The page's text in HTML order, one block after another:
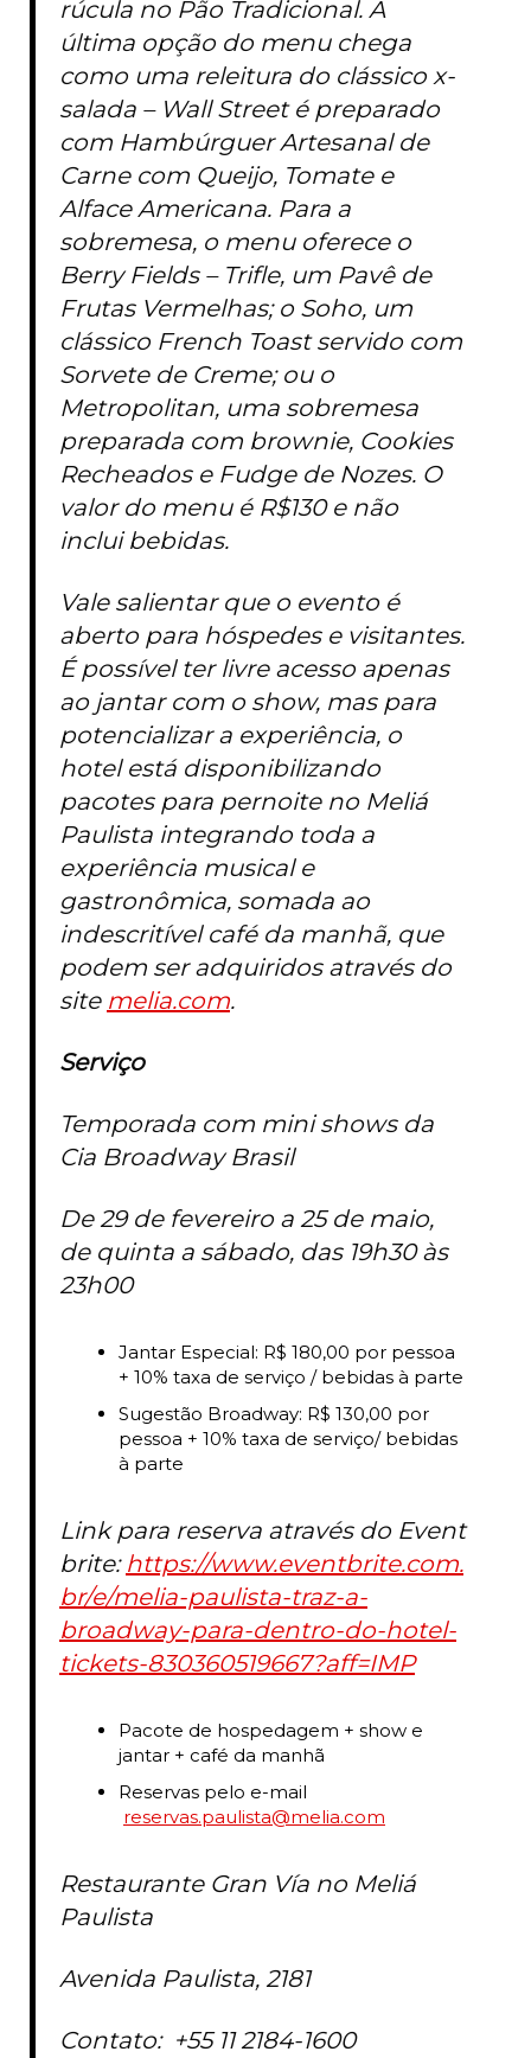
rúcula no Pão Tradicional. A
última opção do menu chega
como uma releitura do clássico x-
salada – Wall Street é preparado
com Hambúrguer Artesanal de
Carne com Queijo, Tomate e
Alface Americana. Para a
sobremesa, o menu oferece o
Berry Fields – Trifle, um Pavê de
Frutas Vermelhas; o Soho, um
clássico French Toast servido com
Sorvete de Creme; ou o
Metropolitan, uma sobremesa
preparada com brownie, Cookies
Recheados e Fudge de Nozes. O
valor do menu é R$130 e não
inclui bebidas.
Vale salientar que o evento é
aberto para hóspedes e visitantes.
É possível ter livre acesso apenas
ao jantar com o show, mas para
potencializar a experiência, o
hotel está disponibilizando
pacotes para pernoite no Meliá
Paulista integrando toda a
experiência musical e
gastronômica, somada ao
indescritível café da manhã, que
podem ser adquiridos através do
site melia.com.
Serviço
Temporada com mini shows da
Cia Broadway Brasil
De 29 de fevereiro a 25 de maio,
de quinta a sábado, das 19h30 às
23h00
Jantar Especial: R$ 180,00 por pessoa
+ 10% taxa de serviço / bebidas à parte
Sugestão Broadway: R$ 130,00 por
pessoa + 10% taxa de serviço/ bebidas
à parte
Link para reserva através do Event
brite: https://www.eventbrite.com.
br/e/melia-paulista-traz-a-
broadway-para-dentro-do-hotel-
tickets-830360519667?aff=IMP
Pacote de hospedagem + show e
jantar + café da manhã
Reservas pelo e-mail
reservas.paulista@melia.com
Restaurante Gran Vía no Meliá
Paulista
Avenida Paulista, 2181
Contato: +55 11 2184-1600